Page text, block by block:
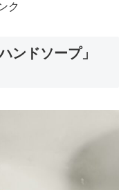
ク
ンドソープ」